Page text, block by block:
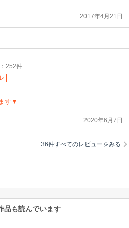
2017年4月21日
252件
す▼
2020年6月7日
36件すべてのレビューをみる
品も読んでいます